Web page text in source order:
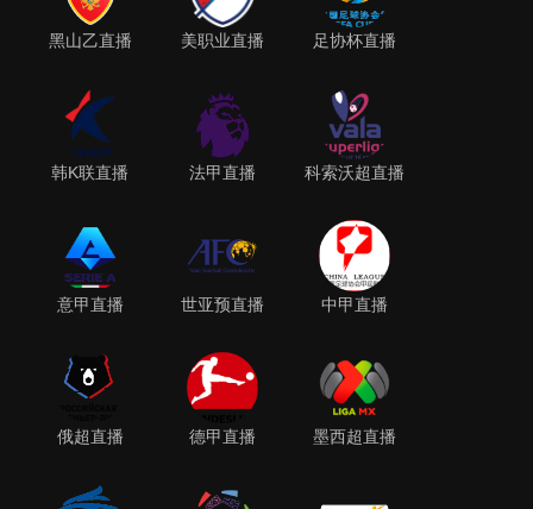
黑山乙直播 美职业直播 足协杯直播
韩K联直播 法甲直播 科索沃超直播
意甲直播 世亚预直播 中甲直播
俄超直播 德甲直播 墨西超直播